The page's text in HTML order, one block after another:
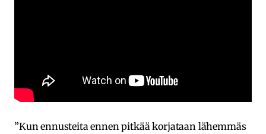
”Kun ennusteita ennen pitkää korjataan lähemmäs